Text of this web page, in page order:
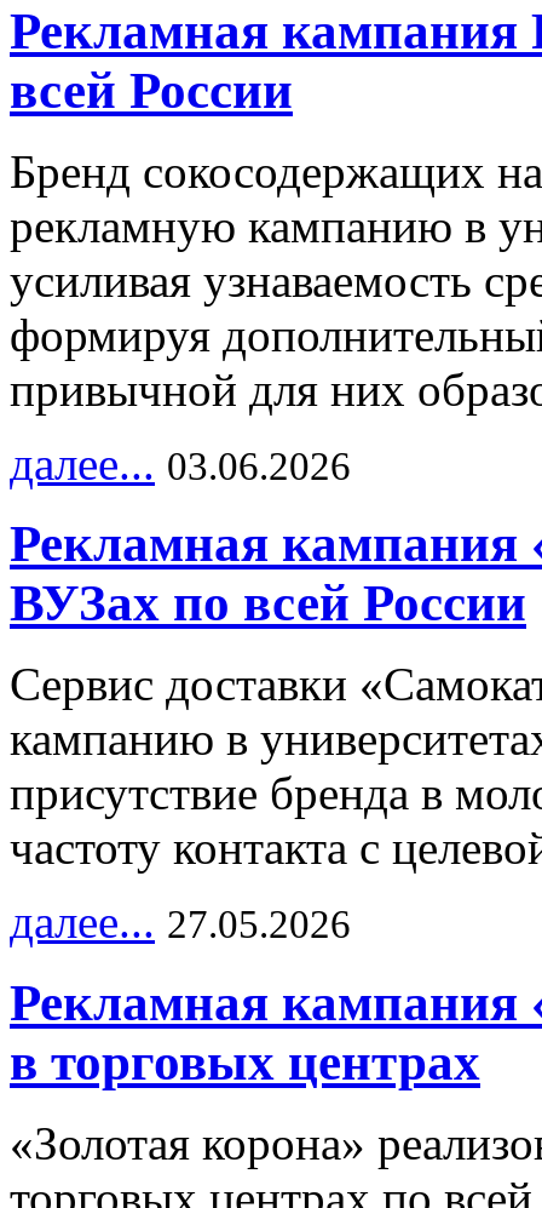
Рекламная
всей России
Бренд сокосодержащих
рекламную кампанию в
усиливая узнаваемость
формируя
привычной для них
далее... 03.06.2026
Рекламная кампания
ВУЗах по всей России
Сервис доставки
кампанию в
присутствие бренда в
частоту контакта с
далее... 27.05.2026
Рекламная кампания
в торговых центрах
«Золотая корона»